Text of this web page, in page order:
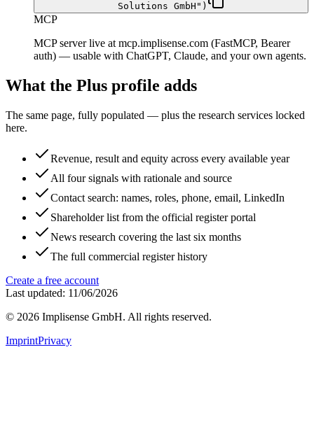
Solutions GmbH")
MCP
MCP server live at mcp.implisense.com (FastMCP, Bearer
auth) — usable with ChatGPT, Claude, and your own agents.
What the Plus profile adds
The same page, fully populated — plus the research services locked
here.
Revenue, result and equity across every available year
All four signals with rationale and source
Contact search: names, roles, phone, email, LinkedIn
Shareholder list from the official register portal
News research covering the last six months
The full commercial register history
Create a free account
Last updated: 11/06/2026
© 2026 Implisense GmbH. All rights reserved.
ImprintPrivacy